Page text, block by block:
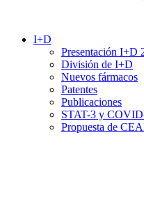
I+D
Presentación I+D
División de I+D
Nuevos fármacos
Patentes
Publicaciones
STAT-3 y
Propuesta de